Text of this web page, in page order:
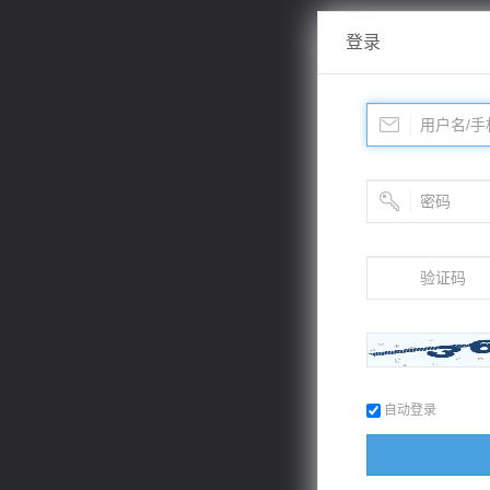
登录
自动登录